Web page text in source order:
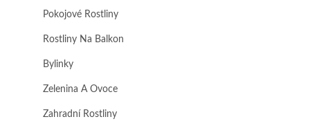
Pokojové Rostliny
Rostliny Na Balkon
Bylinky
Zelenina A Ovoce
Zahradní Rostliny